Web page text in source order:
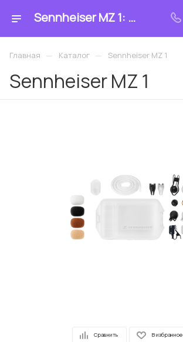
Sennheiser MZ 1: купить по цене 13 449.14 ₽ в магазине «MrCable»
Главная — Каталог — Sennheiser MZ 1
Sennheiser MZ 1
В избранное
Сравнить